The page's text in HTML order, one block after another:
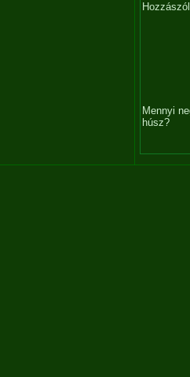
Mennyi
húsz?